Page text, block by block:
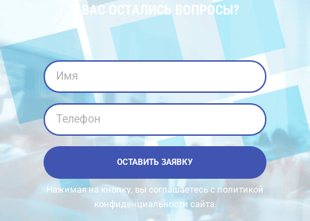
У ВАС ОСТАЛИСЬ ВОПРОСЫ?
Имя
Телефон
ОСТАВИТЬ ЗАЯВКУ
Нажимая на кнопку, вы соглашаетесь с политикой
конфиденциальности сайта